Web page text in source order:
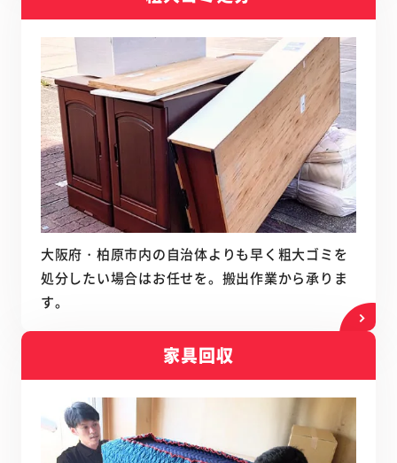
大阪府・柏原市内の自治体よりも早く粗大ゴミを
処分したい場合はお任せを。搬出作業から承りま
す。
家具回収